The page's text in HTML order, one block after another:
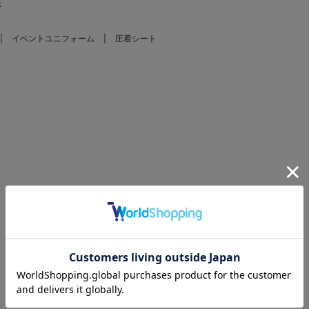
イベントユニフォーム 圧着シート